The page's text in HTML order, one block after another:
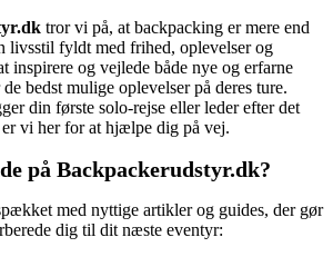
tror vi på, at backpacking er mere end
livsstil fyldt med frihed, oplevelser og
inspirere og vejlede både nye og erfarne
bedst mulige oplevelser på deres ture.
din første solo-rejse eller leder efter det
vi her for at hjælpe dig på vej.
på Backpackerudstyr.dk?
med nyttige artikler og guides, der gør
dig til dit næste eventyr: